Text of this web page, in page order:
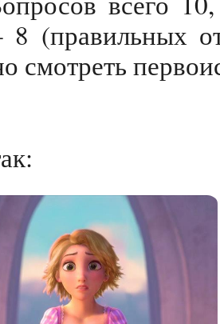
8 (правильных
смотреть